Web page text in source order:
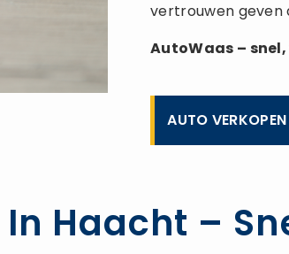
vertrouwen geven
AutoWaas –
AUTO VERKOPEN
Haacht –